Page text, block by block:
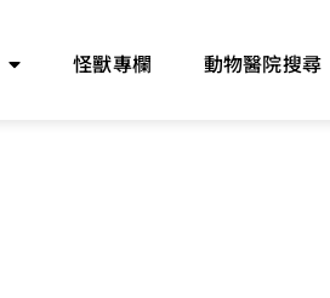
怪獸專欄 動物醫院搜尋